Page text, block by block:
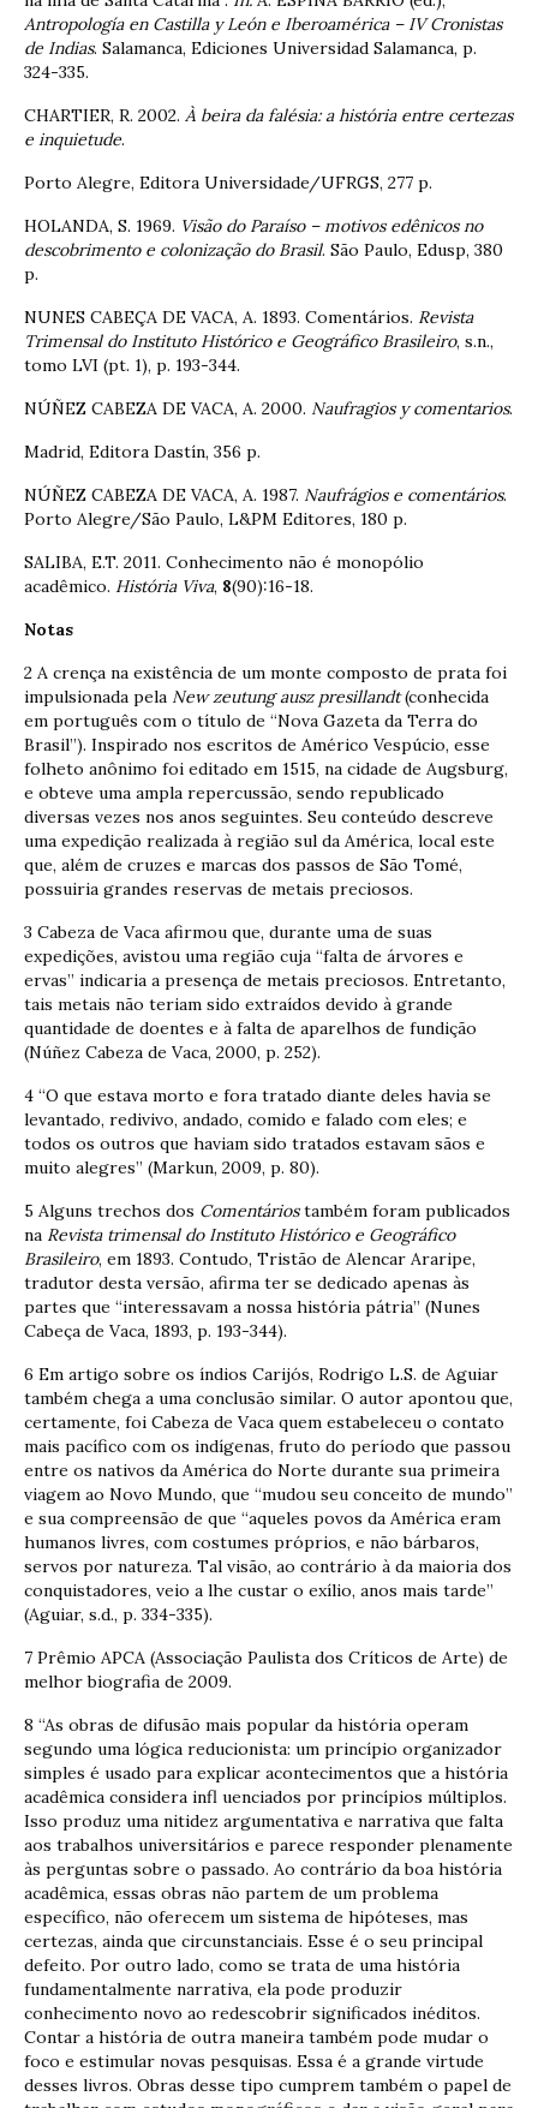
Antropología en Castilla y León e Iberoamérica – IV Cronistas
de Indias. Salamanca, Ediciones Universidad Salamanca, p.
324-335.
CHARTIER, R. 2002. À beira da falésia: a história entre certezas
e inquietude.
Porto Alegre, Editora Universidade/UFRGS, 277 p.
HOLANDA, S. 1969. Visão do Paraíso – motivos edênicos no
descobrimento e colonização do Brasil. São Paulo, Edusp, 380
p.
NUNES CABEÇA DE VACA, A. 1893. Comentários. Revista
Trimensal do Instituto Histórico e Geográfico Brasileiro, s.n.,
tomo LVI (pt. 1), p. 193-344.
NÚÑEZ CABEZA DE VACA, A. 2000. Naufragios y comentarios.
Madrid, Editora Dastín, 356 p.
NÚÑEZ CABEZA DE VACA, A. 1987. Naufrágios e comentários.
Porto Alegre/São Paulo, L&PM Editores, 180 p.
SALIBA, E.T. 2011. Conhecimento não é monopólio
acadêmico. História Viva, 8(90):16-18.
Notas
2 A crença na existência de um monte composto de prata foi
impulsionada pela New zeutung ausz presillandt(conhecida
em português com o título de “Nova Gazeta da Terra do
Brasil”). Inspirado nos escritos de Américo Vespúcio, esse
folheto anônimo foi editado em 1515, na cidade de Augsburg,
e obteve uma ampla repercussão, sendo republicado
diversas vezes nos anos seguintes. Seu conteúdo descreve
uma expedição realizada à região sul da América, local este
que, além de cruzes e marcas dos passos de São Tomé,
possuiria grandes reservas de metais preciosos.
3 Cabeza de Vaca afirmou que, durante uma de suas
expedições, avistou uma região cuja “falta de árvores e
ervas” indicaria a presença de metais preciosos. Entretanto,
tais metais não teriam sido extraídos devido à grande
quantidade de doentes e à falta de aparelhos de fundição
(Núñez Cabeza de Vaca, 2000, p. 252).
4 “O que estava morto e fora tratado diante deles havia se
levantado, redivivo, andado, comido e falado com eles; e
todos os outros que haviam sido tratados estavam sãos e
muito alegres” (Markun, 2009, p. 80).
5 Alguns trechos dos Comentáriostambém foram publicados
na Revista trimensal do Instituto Histórico e Geográfico
Brasileiro, em 1893. Contudo, Tristão de Alencar Araripe,
tradutor desta versão, afirma ter se dedicado apenas às
partes que “interessavam a nossa história pátria” (Nunes
Cabeça de Vaca, 1893, p. 193-344).
6 Em artigo sobre os índios Carijós, Rodrigo L.S. de Aguiar
também chega a uma conclusão similar. O autor apontou que,
certamente, foi Cabeza de Vaca quem estabeleceu o contato
mais pacífico com os indígenas, fruto do período que passou
entre os nativos da América do Norte durante sua primeira
viagem ao Novo Mundo, que “mudou seu conceito de mundo”
e sua compreensão de que “aqueles povos da América eram
humanos livres, com costumes próprios, e não bárbaros,
servos por natureza. Tal visão, ao contrário à da maioria dos
conquistadores, veio a lhe custar o exílio, anos mais tarde”
(Aguiar, s.d., p. 334-335).
7 Prêmio APCA (Associação Paulista dos Críticos de Arte) de
melhor biografia de 2009.
8 “As obras de difusão mais popular da história operam
segundo uma lógica reducionista: um princípio organizador
simples é usado para explicar acontecimentos que a história
acadêmica considera infl uenciados por princípios múltiplos.
Isso produz uma nitidez argumentativa e narrativa que falta
aos trabalhos universitários e parece responder plenamente
às perguntas sobre o passado. Ao contrário da boa história
acadêmica, essas obras não partem de um problema
específico, não oferecem um sistema de hipóteses, mas
certezas, ainda que circunstanciais. Esse é o seu principal
defeito. Por outro lado, como se trata de uma história
fundamentalmente narrativa, ela pode produzir
conhecimento novo ao redescobrir significados inéditos.
Contar a história de outra maneira também pode mudar o
foco e estimular novas pesquisas. Essa é a grande virtude
desses livros. Obras desse tipo cumprem também o papel de